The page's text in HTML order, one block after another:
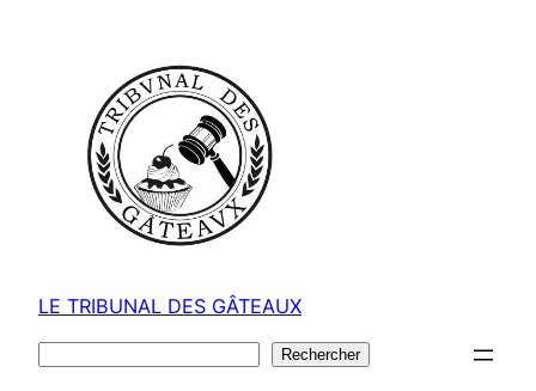
LE TRIBUNAL DES GÂTEAUX
Rechercher